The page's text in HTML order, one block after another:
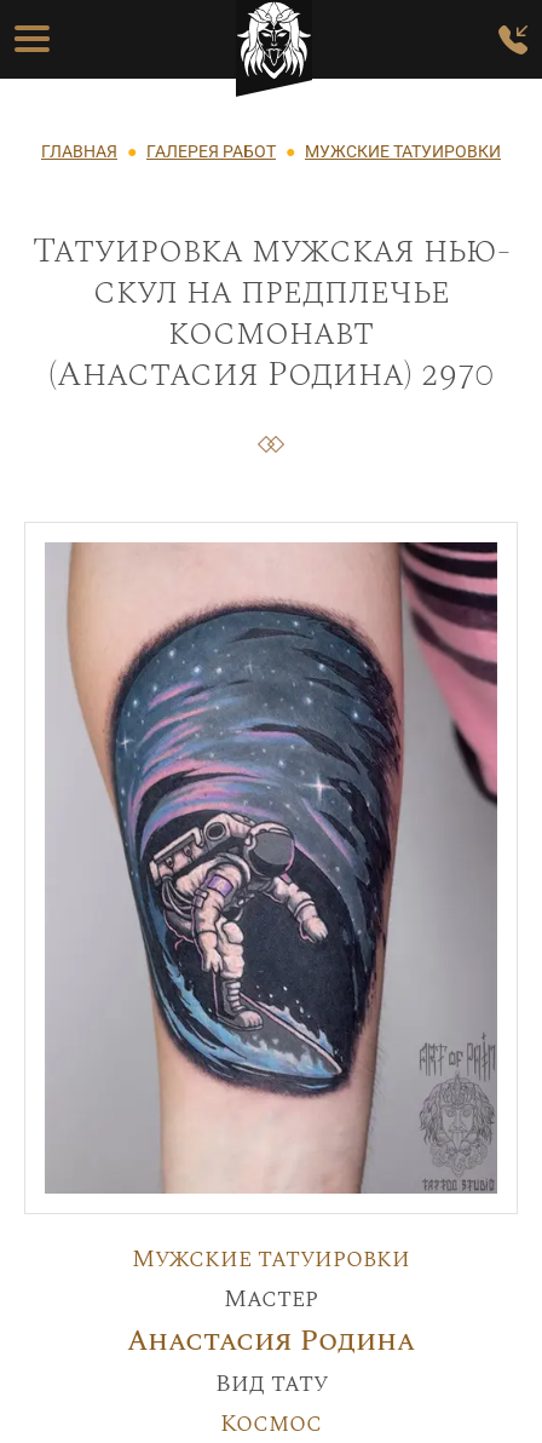
Перейти к основному содержанию
Основная навигация
Строка навигации
ГЛАВНАЯ ГАЛЕРЕЯ РАБОТ МУЖСКИЕ ТАТУИРОВКИ
Татуировка мужская нью-
скул на предплечье
космонавт
(Анастасия Родина) 2970
Мужские татуировки
Мастер
Анастасия Родина
Вид тату
Космос